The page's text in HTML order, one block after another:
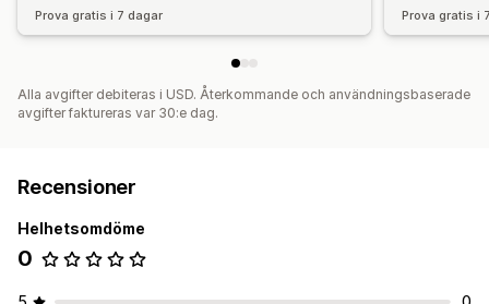
Prova gratis i 7 dagar Prova gratis i
Alla avgifter debiteras i USD. Återkommande och användningsbaserade
avgifter faktureras var 30:e dag.
Recensioner
Helhetsomdöme
0